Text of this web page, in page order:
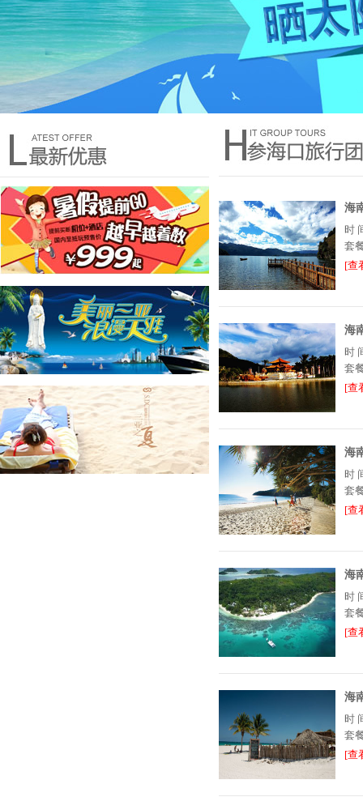
海
时
套
[查
海
时
套
[查
海
时
套
[查
海
时
套
[查
海
时
套
[查